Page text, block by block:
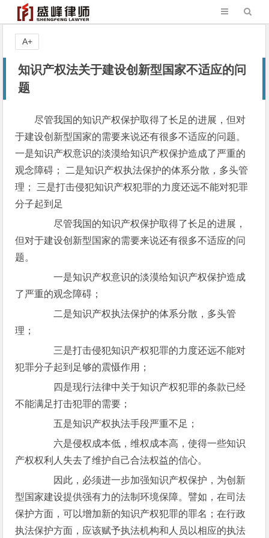
知识产权法关于建设创新型国家不适应的问
题
尽管我国的知识产权保护取得了长足的进展，但对
于建设创新型国家的需要来说还有很多不适应的问题。
一是知识产权意识的淡漠给知识产权保护造成了严重的
观念障碍； 二是知识产权执法保护的体系分散，多头管
理； 三是打击侵犯知识产权犯罪的力度还远不能对犯罪
分子起到足
尽管我国的知识产权保护取得了长足的进展，
但对于建设创新型国家的需要来说还有很多不适应的问
题。
一是知识产权意识的淡漠给知识产权保护造成
了严重的观念障碍；
二是知识产权执法保护的体系分散，多头管
理；
三是打击侵犯知识产权犯罪的力度还远不能对
犯罪分子起到足够的震慑作用；
四是现行法律中关于知识产权犯罪的条款已经
不能满足打击犯罪的需要；
五是知识产权执法手段严重不足；
六是侵权成本低，维权成本高，使得一些知识
产权权利人失去了维护自己合法权益的信心。
因此，必须进一步加强知识产权保护，为创新
型国家建设提供强有力的法制环境保障。譬如，在司法
保护方面，可以增加新的知识产权犯罪的罪名；在行政
执法保护方面，应该赋予执法机构和人员以相应的执法
A+